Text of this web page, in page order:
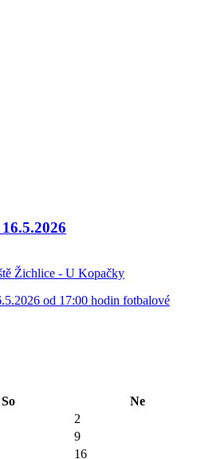
Žichlice - U Kopačky
od 17:00 hodin fotbalové
So
Ne
2
9
16